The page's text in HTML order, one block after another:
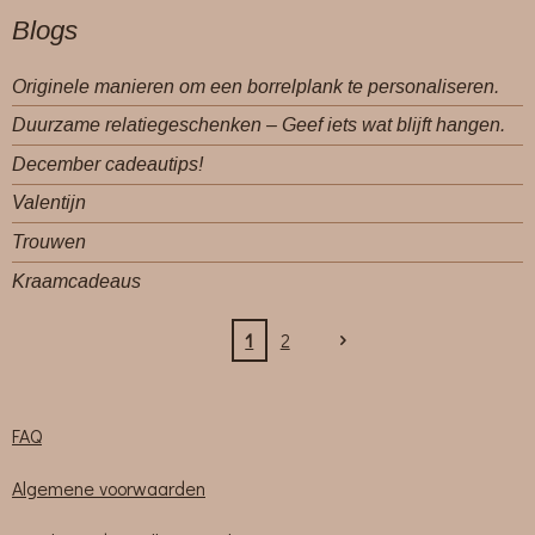
Blogs
Originele manieren om een borrelplank te personaliseren.
Duurzame relatiegeschenken – Geef iets wat blijft hangen.
December cadeautips!
Valentijn
Trouwen
Kraamcadeaus
1 2
FAQ
Algemene voorwaarden